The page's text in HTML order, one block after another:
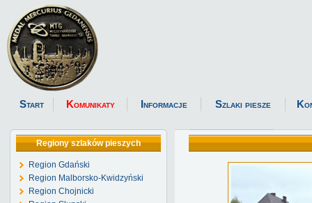
Start Komunikaty Informacje Szlaki piesze
Regiony szlaków pieszych
Region Gdański
Region Malborsko-Kwidzyński
Region Chojnicki